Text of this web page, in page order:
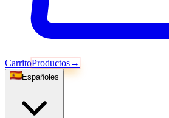
CarritoProductos→
Español es